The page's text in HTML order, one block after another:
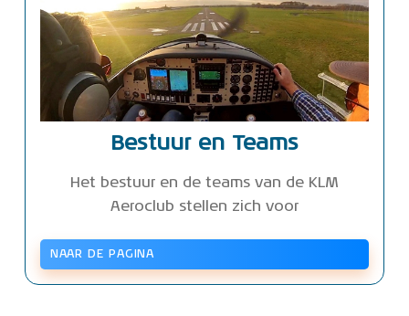
Bestuur en Teams
Het bestuur en de teams van de KLM
Aeroclub stellen zich voor
NAAR DE PAGINA